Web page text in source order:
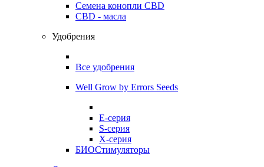
Семена конопли CBD
CBD - масла
Удобрения
Все удобрения
Well Grow by Errors Seeds
E-серия
S-серия
X-серия
БИОСтимуляторы